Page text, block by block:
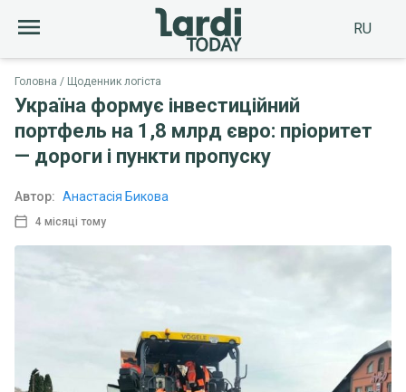
RU
Головна Щоденник логіста
Україна формує інвестиційний
портфель на 1,8 млрд євро: пріоритет
— дороги і пункти пропуску
4 місяці тому
Автор: Анастасія Бикова